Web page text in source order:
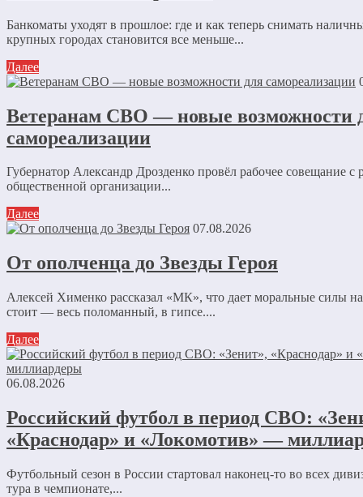
Банкоматы уходят в прошлое: где и как теперь снимать
крупных городах становится все меньше...
Далее
Ветеранам СВО — новые возможности
самореализации
Губернатор Александр Дрозденко провёл рабочее совещание с
общественной организации...
Далее
07.08.2026
От ополченца до Звезды Героя
Алексей Хименко рассказал «МК», что дает моральные
стоит — весь поломанный, в гипсе....
Далее
06.08.2026
Российский футбол в период СВО:
«Краснодар» и «Локомотив» —
Футбольный сезон в России стартовал наконец-то во всех
тура в чемпионате,...